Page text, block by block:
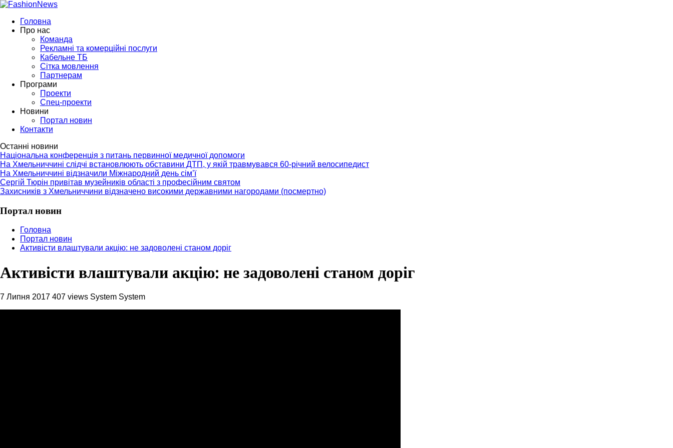
Головна
Про нас
Команда
Рекламні та комерційні послуги
Кабельне ТБ
Сітка мовлення
Партнерам
Програми
Проекти
Спец-проекти
Новини
Портал новин
Контакти
Останні новини
Національна конференція з питань первинної медичної допомоги
На Хмельниччині слідчі встановлюють обставини ДТП, у якій травмувався 60-річний велосипедист
На Хмельниччині відзначили Міжнародний день сім’ї
Сергій Тюрін привітав музейників області з професійним святом
Захисників з Хмельниччини відзначено високими державними нагородами (посмертно)
Портал новин
Головна
Портал новин
Активісти влаштували акцію: не задоволені станом доріг
Активісти влаштували акцію: не задоволені станом доріг
7 Липня 2017 407 views System System